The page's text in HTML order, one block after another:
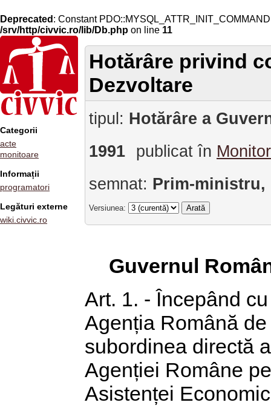
Deprecated : Constant
/srv/http/civvic.ro/lib/Db.php on line 11
Categorii
acte
monitoare
Informații
programatori
Legături externe
wiki.civvic.ro
Hotărâre privind
Dezvoltare
tipul: Hotărâre a
1991
publicat în
semnat: Prim-ministru,
Versiunea:
Guvernul
Art. 1. - Începând
Agenția Română
subordinea directă
Agenției Române
Asistenței